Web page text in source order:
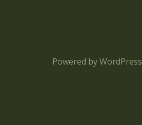
Powered by WordPress